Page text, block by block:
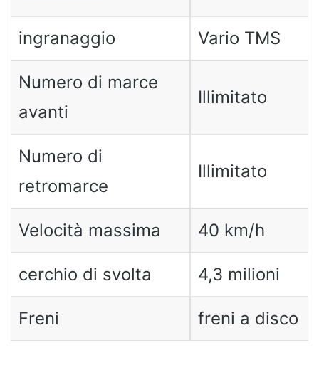
ingranaggio Vario TMS
Numero di marce
avanti
Illimitato
Numero di
retromarce
Illimitato
Velocità massima 40 km/h
cerchio di svolta 4,3 milioni
Freni freni a disco